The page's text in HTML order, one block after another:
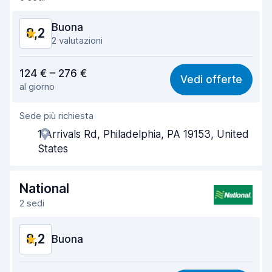
Condizioni dell'auto
8,2 Buona
2 valutazioni
8,1
Facile da trovare 8,2
Gentilezza degli agenti
Rapidità del ritiro
Pulizia del veicolo 8,3
Condizioni dell'auto
124 € – 276 €
al giorno
Vedi offerte
Sede più richiesta
1 Arrivals Rd, Philadelphia, PA 19153, United
States
National
2 sedi
8,2 Buona